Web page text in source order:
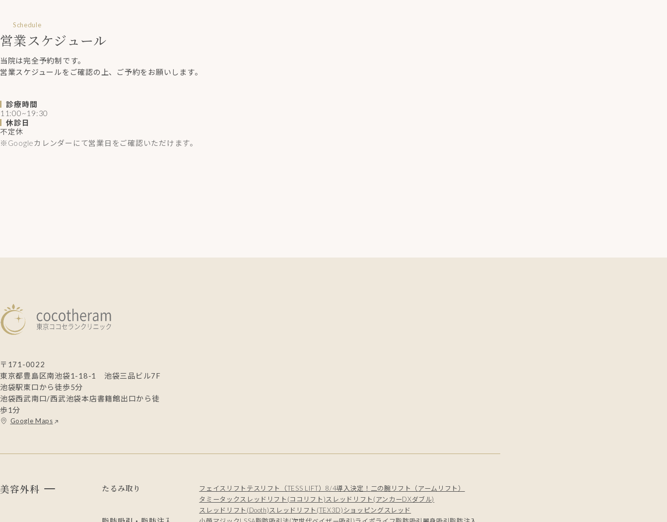
Schedule
営業スケジュール
当院は完全予約制です。
営業スケジュールをご確認の上、ご予約をお願いします。
診療時間
11:00~19:30
休診日
不定休
※Googleカレンダーにて営業日をご確認いただけます。
〒171-0022
東京都豊島区南池袋1-18-1 池袋三品ビル7F
池袋駅東口から徒歩5分
池袋西武南口/西武池袋本店書籍館出口から徒
歩1分
Google Maps
美容外科 たるみ取り フェイスリフト テスリフト（TESS LIFT）8/4導入決定！ 二の腕リフト（アームリフト）
タミータックスレッドリフト(ココリフト)スレッドリフト(アンカーDXダブル)
スレッドリフト(Dooth)スレッドリフト(TEX3D)ショッピングスレッド